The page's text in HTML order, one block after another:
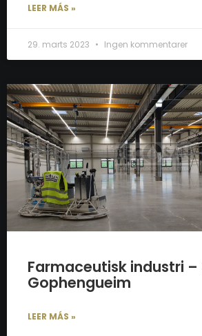
LEER MÁS »
29. marts 2023 Ingen kommentarer
Farmaceutisk industri –
Gophengueim
LEER MÁS »